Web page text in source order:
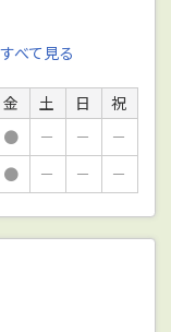
すべて見る
金 土 日
祝
● － －
－
● － － －